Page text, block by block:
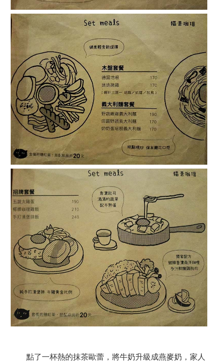
點了一杯熱的抹茶歐蕾，將牛奶升級成燕麥奶，家人